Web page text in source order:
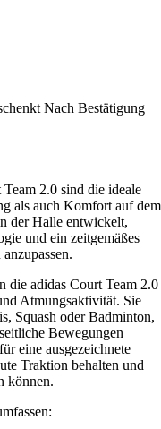
Nach Bestätigung
2.0 sind die ideale
als auch Komfort auf dem
der Halle entwickelt,
und ein zeitgemäßes
die adidas Court Team 2.0
Atmungsaktivität. Sie
Squash oder Badminton,
Bewegungen
eine ausgezeichnete
Traktion behalten und
können.